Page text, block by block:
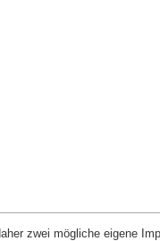
zwei mögliche eigene